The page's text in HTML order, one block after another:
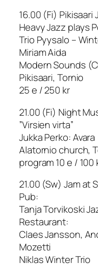
16.00 (Fi) Pikisaari
Heavy Jazz plays
Trio Pyysalo –
Miriam Aida
Modern Sounds
Pikisaari, Tornio
25 e / 250 kr
21.00 (Fi) Night
”Virsien virta”
Jukka Perko: Avara
Alatornio church,
program 10 e / 100
21.00 (Sw) Jam at
Pub:
Tanja Torvikoski
Restaurant:
Claes Jansson,
Mozetti
Niklas Winter Trio